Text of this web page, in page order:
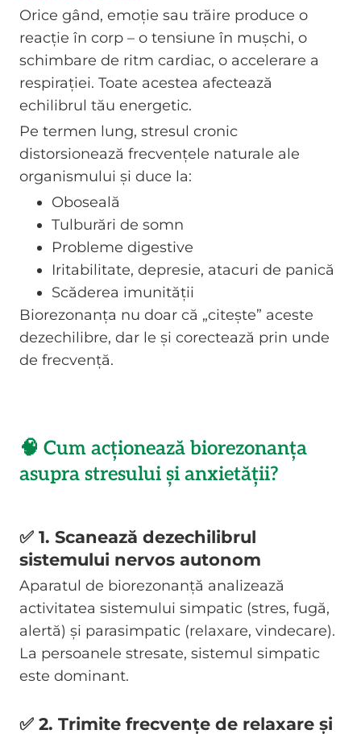
Orice gând, emoție sau trăire produce o
reacție în corp – o tensiune în mușchi, o
schimbare de ritm cardiac, o accelerare a
respirației. Toate acestea afectează
echilibrul tău energetic.
Pe termen lung, stresul cronic
distorsionează frecvențele naturale ale
organismului și duce la:
Oboseală
Tulburări de somn
Probleme digestive
Iritabilitate, depresie, atacuri de panică
Scăderea imunității
Biorezonanța nu doar că „citește” aceste
dezechilibre, dar le și corectează prin unde
de frecvență.
🧠 Cum acționează biorezonanța
asupra stresului și anxietății?
✅ 1. Scanează dezechilibrul
sistemului nervos autonom
Aparatul de biorezonanță analizează
activitatea sistemului simpatic (stres, fugă,
alertă) și parasimpatic (relaxare, vindecare).
La persoanele stresate, sistemul simpatic
este dominant.
✅ 2. Trimite frecvențe de relaxare și